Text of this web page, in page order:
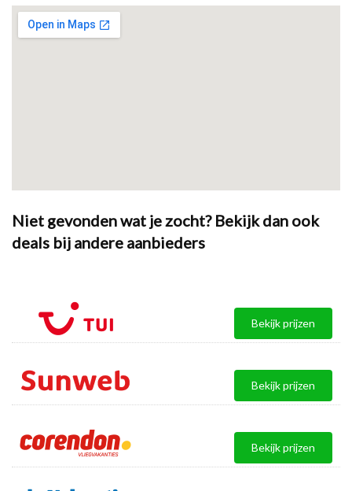
Niet gevonden wat je zocht? Bekijk dan ook
deals bij andere aanbieders
Bekijk prijzen
Bekijk prijzen
Bekijk prijzen